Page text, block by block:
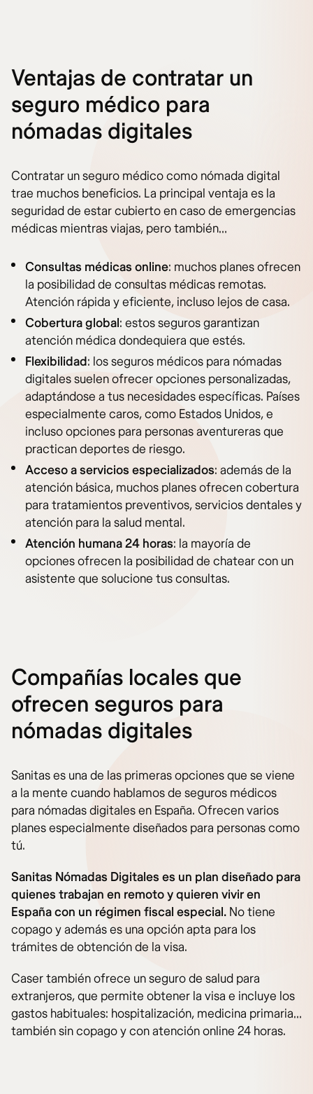
Ventajas de contratar un
seguro médico para
nómadas digitales
Contratar un seguro médico como nómada digital
trae muchos beneficios. La principal ventaja es la
seguridad de estar cubierto en caso de emergencias
médicas mientras viajas, pero también…
Consultas médicas online: muchos planes ofrecen
la posibilidad de consultas médicas remotas.
Atención rápida y eficiente, incluso lejos de casa.
Cobertura global: estos seguros garantizan
atención médica dondequiera que estés.
Flexibilidad: los seguros médicos para nómadas
digitales suelen ofrecer opciones personalizadas,
adaptándose a tus necesidades específicas. Países
especialmente caros, como Estados Unidos, e
incluso opciones para personas aventureras que
practican deportes de riesgo.
Acceso a servicios especializados: además de la
atención básica, muchos planes ofrecen cobertura
para tratamientos preventivos, servicios dentales y
atención para la salud mental.
Atención humana 24 horas: la mayoría de
opciones ofrecen la posibilidad de chatear con un
asistente que solucione tus consultas.
Compañías locales que
ofrecen seguros para
nómadas digitales
Sanitas es una de las primeras opciones que se viene
a la mente cuando hablamos de seguros médicos
para nómadas digitales en España. Ofrecen varios
planes especialmente diseñados para personas como
tú.
Sanitas Nómadas Digitales es un plan diseñado para
quienes trabajan en remoto y quieren vivir en
España con un régimen fiscal especial. No tiene
copago y además es una opción apta para los
trámites de obtención de la visa.
Caser también ofrece un seguro de salud para
extranjeros, que permite obtener la visa e incluye los
gastos habituales: hospitalización, medicina primaria…
también sin copago y con atención online 24 horas.